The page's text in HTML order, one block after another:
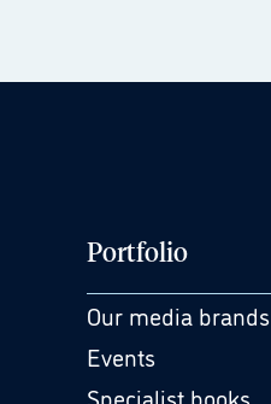
Portfolio
Our media brands
Events
Specialist books